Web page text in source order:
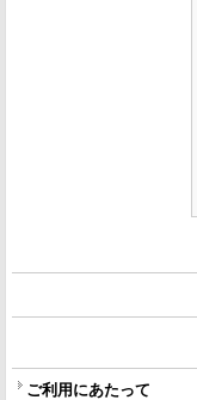
ご利用にあたって